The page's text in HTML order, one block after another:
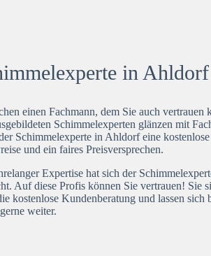
in
einen Fachmann, dem Sie auch
Schimmelexperten glänzen mit
Schimmelexperte in Ahldorf eine
und ein faires Preisversprechen.
Expertise hat sich der
Auf diese Profis können Sie vertrauen! Sie
kostenlose Kundenberatung und lassen
weiter.